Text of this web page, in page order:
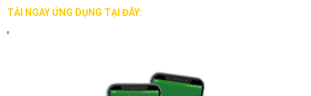
TẢI NGAY ỨNG DỤNG TẠI ĐÂY: